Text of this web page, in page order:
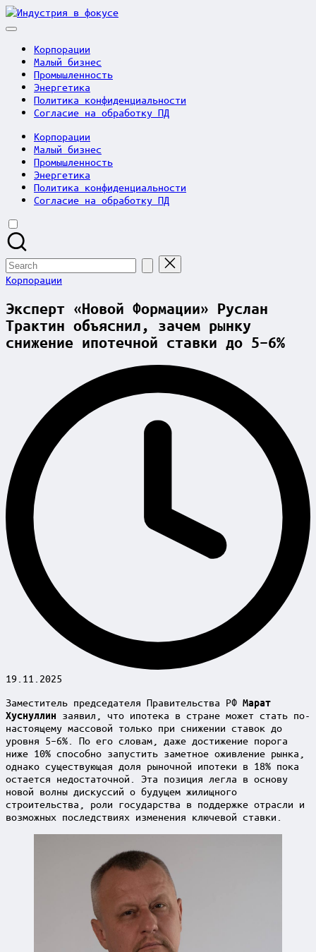
Skip
to
Индустрия
Корпорации
Малый бизнес
Промышленность
Энергетика
Политика конфиденциальности
Согласие на обработку ПД
Корпорации
Малый бизнес
Промышленность
Энергетика
Политика конфиденциальности
Согласие на обработку ПД
Search
for:
Posted
Корпорации
Эксперт «Новой Формации» Руслан
Трактин объяснил, зачем рынку
снижение ипотечной ставки до 5–6%
19.11.2025
Заместитель председателя Правительства РФ Марат
Хуснуллин заявил, что ипотека в стране может стать по-
настоящему массовой только при снижении ставок до
уровня 5–6%. По его словам, даже достижение порога
ниже 10% способно запустить заметное оживление рынка,
однако существующая доля рыночной ипотеки в 18% пока
остается недостаточной. Эта позиция легла в основу
новой волны дискуссий о будущем жилищного
строительства, роли государства в поддержке отрасли и
возможных последствиях изменения ключевой ставки.